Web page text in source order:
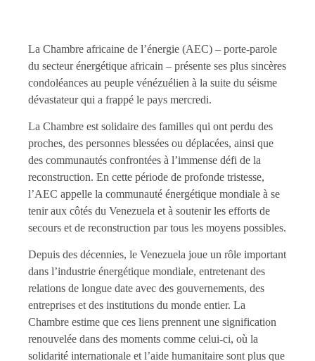
La Chambre africaine de l’énergie (AEC) – porte-parole
du secteur énergétique africain – présente ses plus sincères
condoléances au peuple vénézuélien à la suite du séisme
dévastateur qui a frappé le pays mercredi.
La Chambre est solidaire des familles qui ont perdu des
proches, des personnes blessées ou déplacées, ainsi que
des communautés confrontées à l’immense défi de la
reconstruction. En cette période de profonde tristesse,
l’AEC appelle la communauté énergétique mondiale à se
tenir aux côtés du Venezuela et à soutenir les efforts de
secours et de reconstruction par tous les moyens possibles.
Depuis des décennies, le Venezuela joue un rôle important
dans l’industrie énergétique mondiale, entretenant des
relations de longue date avec des gouvernements, des
entreprises et des institutions du monde entier. La
Chambre estime que ces liens prennent une signification
renouvelée dans des moments comme celui-ci, où la
solidarité internationale et l’aide humanitaire sont plus que